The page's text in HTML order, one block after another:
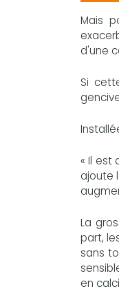
Mais
d'une
Si
« Il est
ajoute
La
part,
sans
en